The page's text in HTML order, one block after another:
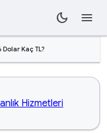
dark_mode menu
Dolar Kaç TL?